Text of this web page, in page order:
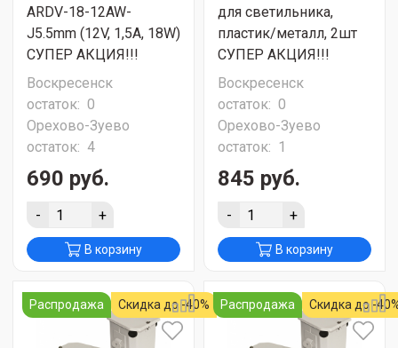
ARDV-18-12AW-
J5.5mm (12V, 1,5A, 18W)
СУПЕР АКЦИЯ!!!
Воскресенск
остаток: 0
Орехово-Зуево
остаток: 4
690 руб.
- +
В корзину
для светильника,
пластик/металл, 2шт
СУПЕР АКЦИЯ!!!
Воскресенск
остаток: 0
Орехово-Зуево
остаток: 1
845 руб.
- +
В корзину
Распродажа Скидка до -40% Распродажа Скидка до -